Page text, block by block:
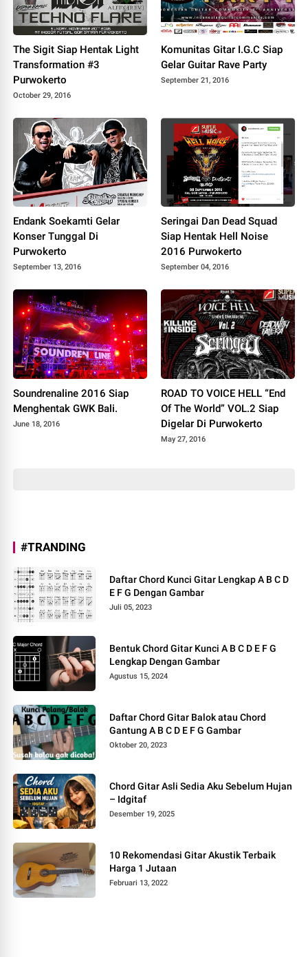
The Sigit Siap Hentak Light
Transformation #3
Purwokerto
October 29, 2016
Komunitas Gitar I.G.C Siap
Gelar Guitar Rave Party
September 21, 2016
Endank Soekamti Gelar
Konser Tunggal Di
Purwokerto
September 13, 2016
Seringai Dan Dead Squad
Siap Hentak Hell Noise
2016 Purwokerto
September 04, 2016
Soundrenaline 2016 Siap
Menghentak GWK Bali.
June 18, 2016
ROAD TO VOICE HELL “End
Of The World” VOL.2 Siap
Digelar Di Purwokerto
May 27, 2016
#TRANDING
Daftar Chord Kunci Gitar Lengkap A B C D
E F G Dengan Gambar
Juli 05, 2023
Bentuk Chord Gitar Kunci A B C D E F G
Lengkap Dengan Gambar
Agustus 15, 2024
Daftar Chord Gitar Balok atau Chord
Gantung A B C D E F G Gambar
Oktober 20, 2023
Chord Gitar Asli Sedia Aku Sebelum Hujan
– Idgitaf
Desember 19, 2025
10 Rekomendasi Gitar Akustik Terbaik
Harga 1 Jutaan
Februari 13, 2022